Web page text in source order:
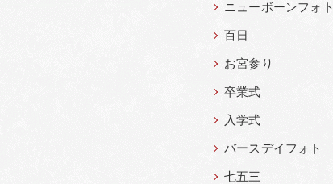
ニューボーンフォト
百日
お宮参り
卒業式
入学式
バースデイフォト
七五三